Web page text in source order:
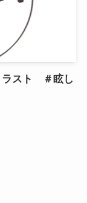
ラスト ＃眩し